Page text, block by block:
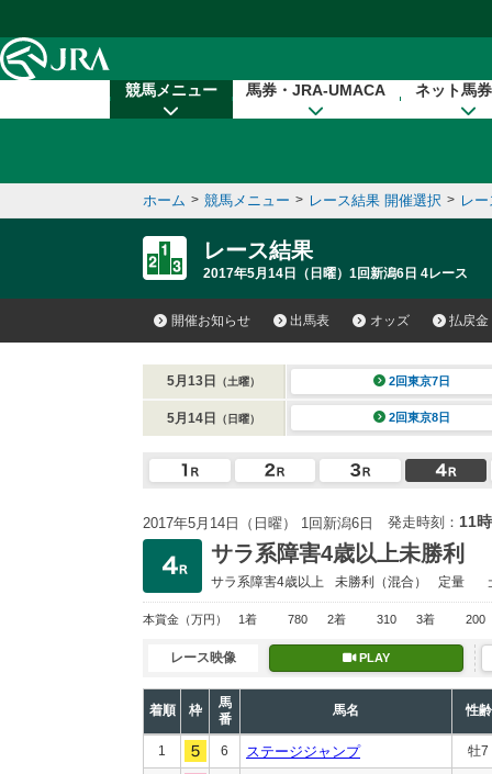
競馬メニュー 馬券・JRA-UMACA ネット馬
ホーム > 競馬メニュー > レース結果 開催選択 > レ
レース結果
2017年5月14日（日曜）1回新潟6日 4レース
開催お知らせ 出馬表 オッズ 払戻金
5月13日 （土曜） 2回東京7日
5月14日 （日曜） 2回東京8日
2017年5月14日（日曜） 1回新潟6日 発走時刻： 11
サラ系障害4歳以上未勝利
サラ系障害4歳以上 未勝利 （混合） 定量
本賞金 （万円） 1着 780 2着 310 3着 200
レース映像 PLAY
着順 枠
馬
番
馬名 性齢
1 6 ステージジャンプ 牡7